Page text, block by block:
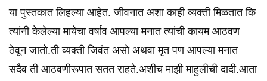
या पुस्तकात लिहल्या आहेत. जीवनात अशा काही व्यक्ती मिळतात कि
त्यांनी केलेल्या मायेचा वर्षाव आपल्या मनात त्यांची कायम आठवण
ठेवून जातो.ती व्यक्ती जिवंत असो अथवा मृत पण आपल्या मनात
सदैव ती आठवणीरूपात सतत राहते.अशीच माझी माहुलीची दादी.आता